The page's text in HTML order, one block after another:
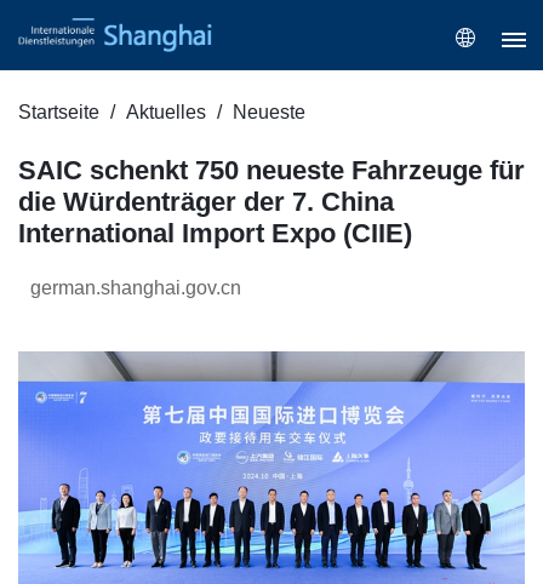
Startseite Aktuelles Neueste
SAIC schenkt 750 neueste Fahrzeuge für
die Würdenträger der 7. China
International Import Expo (CIIE)
german.shanghai.gov.cn